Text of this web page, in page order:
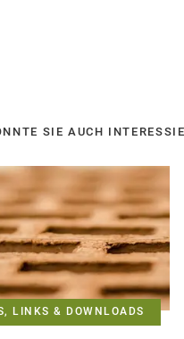
SIE AUCH
LINKS & DOWNLOADS